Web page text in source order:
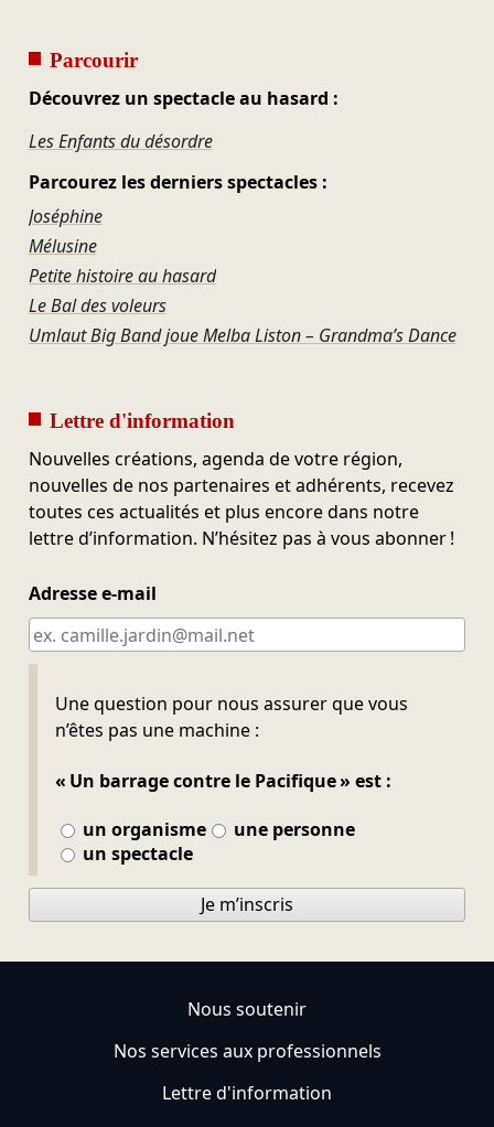
Parcourir
Découvrez un spectacle au hasard :
Les Enfants du désordre
Parcourez les derniers spectacles :
Joséphine
Mélusine
Petite histoire au hasard
Le Bal des voleurs
Umlaut Big Band joue Melba Liston – Grandma’s Dance
Lettre d'information
Nouvelles créations, agenda de votre région,
nouvelles de nos partenaires et adhérents, recevez
toutes ces actualités et plus encore dans notre
lettre d’information. N’hésitez pas à vous abonner !
Adresse e-mail
Une question pour nous assurer que vous
n’êtes pas une machine :
« Un barrage contre le Pacifique » est :
un organisme
une personne
un spectacle
Ne pas remplir
Je m’inscris
Nous soutenir
Nos services aux professionnels
Lettre d'information